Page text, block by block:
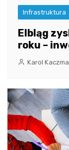
Infrastruktura
Elbląg
roku –
Karol